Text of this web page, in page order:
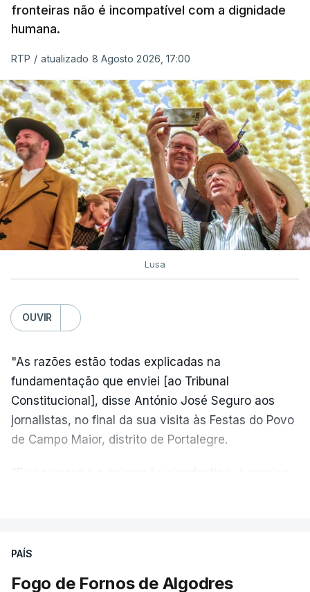
de embarcações de alta velocidade (EAV) que
utilizam a costa nacional para o tráfico de droga.
c/ Lusa
fronteiras não é incompatível com a dignidade
humana.
RTP / atualizado 8 Agosto 2026, 17:00
Lusa
OUVIR
"As razões estão todas explicadas na
fundamentação que enviei [ao Tribunal
Constitucional], disse António José Seguro aos
jornalistas, no final da sua visita às Festas do Povo
de Campo Maior, distrito de Portalegre.
nada disto é incompatível com tratarmos com
crianças", acrescentou.
PAÍS
Fogo de Fornos de Algodres